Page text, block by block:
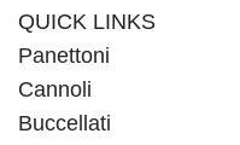
QUICK LINKS
Panettoni
Cannoli
Buccellati